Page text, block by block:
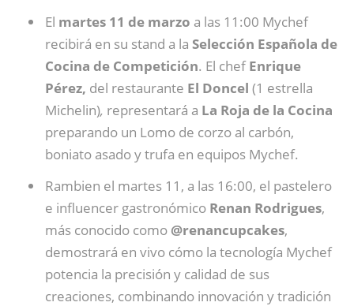
El martes 11 de marzo a las 11:00 Mychef
recibirá en su stand a la Selección Española de
Cocina de Competición. El chefEnrique
Pérez, del restaurante El Doncel (1 estrella
Michelin), representará a La Roja de la Cocina
preparando un Lomo de corzo al carbón,
boniato asado y trufa en equipos Mychef.
Rambien el martes 11, a las 16:00, el pastelero
e influencer gastronómico Renan Rodrigues,
más conocido como @renancupcakes,
demostrará en vivo cómo la tecnología Mychef
potencia la precisión y calidad de sus
creaciones, combinando innovación y tradición